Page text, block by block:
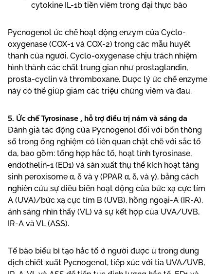
cytokine IL-1b tiền viêm trong đại thực bào
Pycnogenol ức chế hoạt động enzym của Cyclo-
oxygenase (COX-1 và COX-2) trong các mẫu huyết
thanh của người. Cyclo-oxygenase chịu trách nhiệm
hình thành các chất trung gian như prostaglandin,
prosta-cyclin và thromboxane. Dược lý ức chế enzyme
này có thể giúp giảm các triệu chứng viêm và đau.
5. Ức chế Tyrosinase , hỗ trợ điều trị nám và sáng da
Đánh giá tác động của Pycnogenol đối với bốn thông
số trong ống nghiệm có liên quan chặt chẽ với sắc tố
da, bao gồm: tổng hợp hắc tố, hoạt tính tyrosinase,
endothelin-1 (ED1) và sản xuất thụ thể kích hoạt tăng
sinh peroxisome α, δ và γ (PPAR α, δ, và γ), bằng cách
nghiên cứu sự điều biến hoạt động của bức xạ cực tím
A (UVA)/bức xạ cực tím B (UVB), hồng ngoại-A (IR-A),
ánh sáng nhìn thấy (VL) và sự kết hợp của UVA/UVB,
IR-A và VL (ASS).
Tế bào biểu bì tạo hắc tố ở người được ủ trong dung
dịch chiết xuất Pycnogenol, tiếp xúc với tia UVA/UVB,